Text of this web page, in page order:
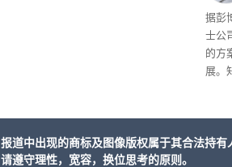
据彭
士公
的方
展。
片的
报道中出现的商标及图像版权属于其合法持
请遵守理性，宽容，换位思考的原则。